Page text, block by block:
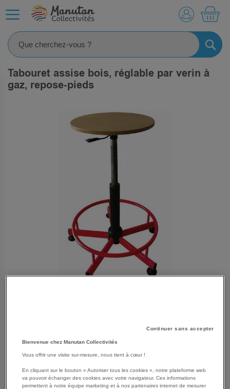
Tabouret assise bois, réglable par verin à
gaz, repose-pieds
SKIP
BEGINNING
Les avantages
Tabouret avec assise bois, réglable par vérin à gaz,
avec repose-pieds.
Continuer sans accepter
Bienvenue chez Manutan Collectivités
Vous offrir une visite sur-mesure, nous tient à cœur !
En cliquant sur le bouton « Autoriser tous les cookies », notre plateforme web
va pouvoir échanger des cookies avec votre navigateur. Ces informations
permettent à notre équipe marketing et à nos partenaires internet de mesurer